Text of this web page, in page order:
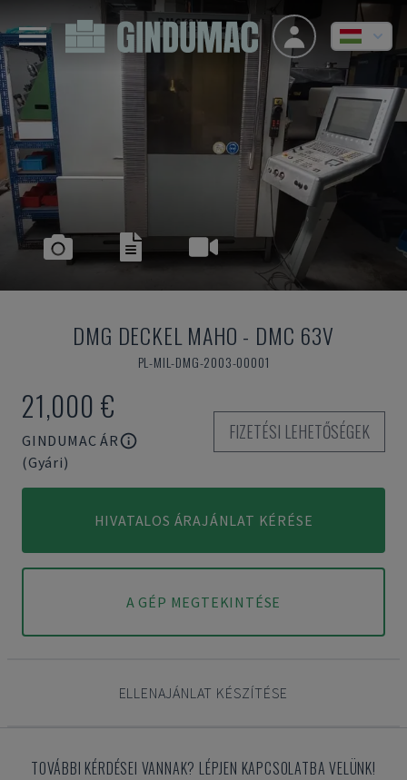
DMG DECKEL MAHO - DMC 63V
PL-MIL-DMG-2003-00001
21,000 €
GINDUMAC ÁR
(Gyári)
FIZETÉSI LEHETŐSÉGEK
HIVATALOS ÁRAJÁNLAT KÉRÉSE
A GÉP MEGTEKINTÉSE
ELLENAJÁNLAT KÉSZÍTÉSE
TOVÁBBI KÉRDÉSEI VANNAK? LÉPJEN KAPCSOLATBA VELÜNK!